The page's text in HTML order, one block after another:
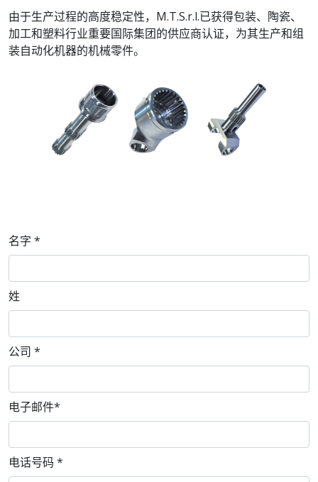
由于生产过程的高度稳定性，M.T.S.r.l.已获得包装、陶瓷、
加工和塑料行业重要国际集团的供应商认证，为其生产和组
装自动化机器的机械零件。
名字 *
姓
公司 *
电子邮件*
电话号码 *